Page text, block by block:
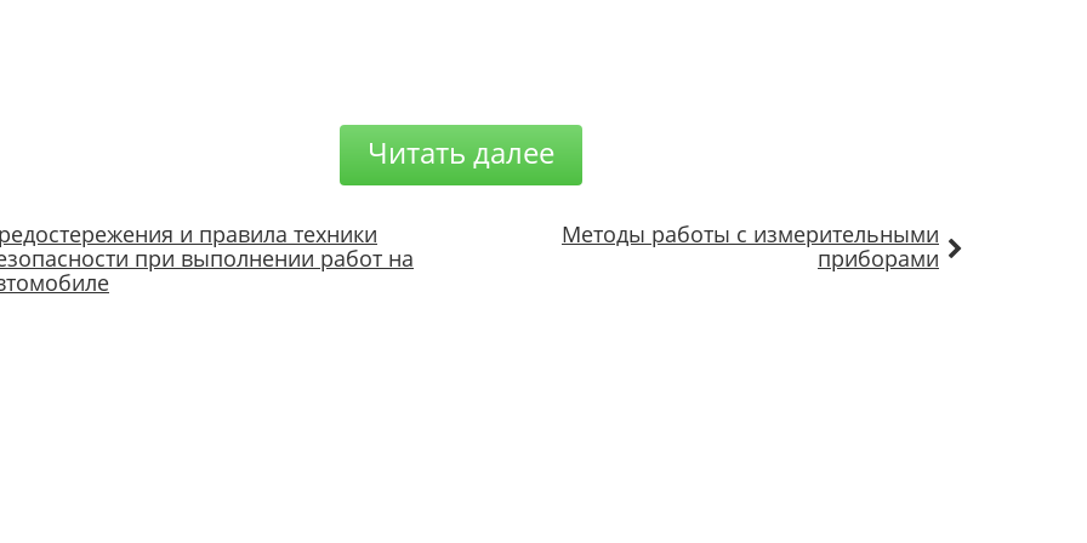
Читать далее
и правила техники
при выполнении работ на
Методы работы с измерительными
приборами